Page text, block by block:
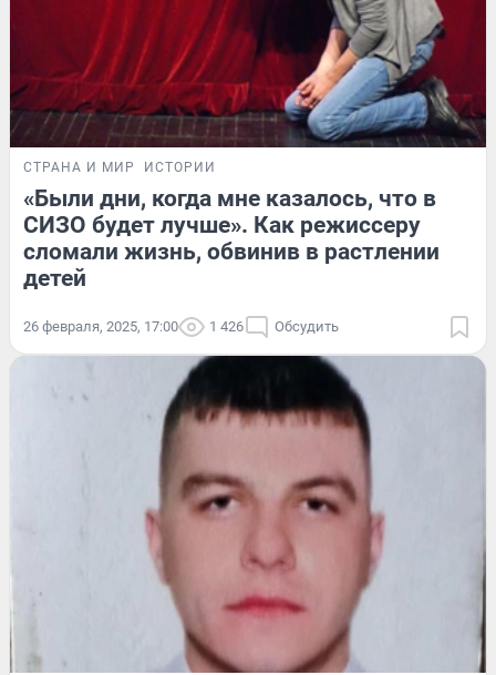
СТРАНА И МИР ИСТОРИИ
«Были дни, когда мне казалось, что в
СИЗО будет лучше». Как режиссеру
сломали жизнь, обвинив в растлении
детей
26 февраля, 2025, 17:00 1 426 Обсудить